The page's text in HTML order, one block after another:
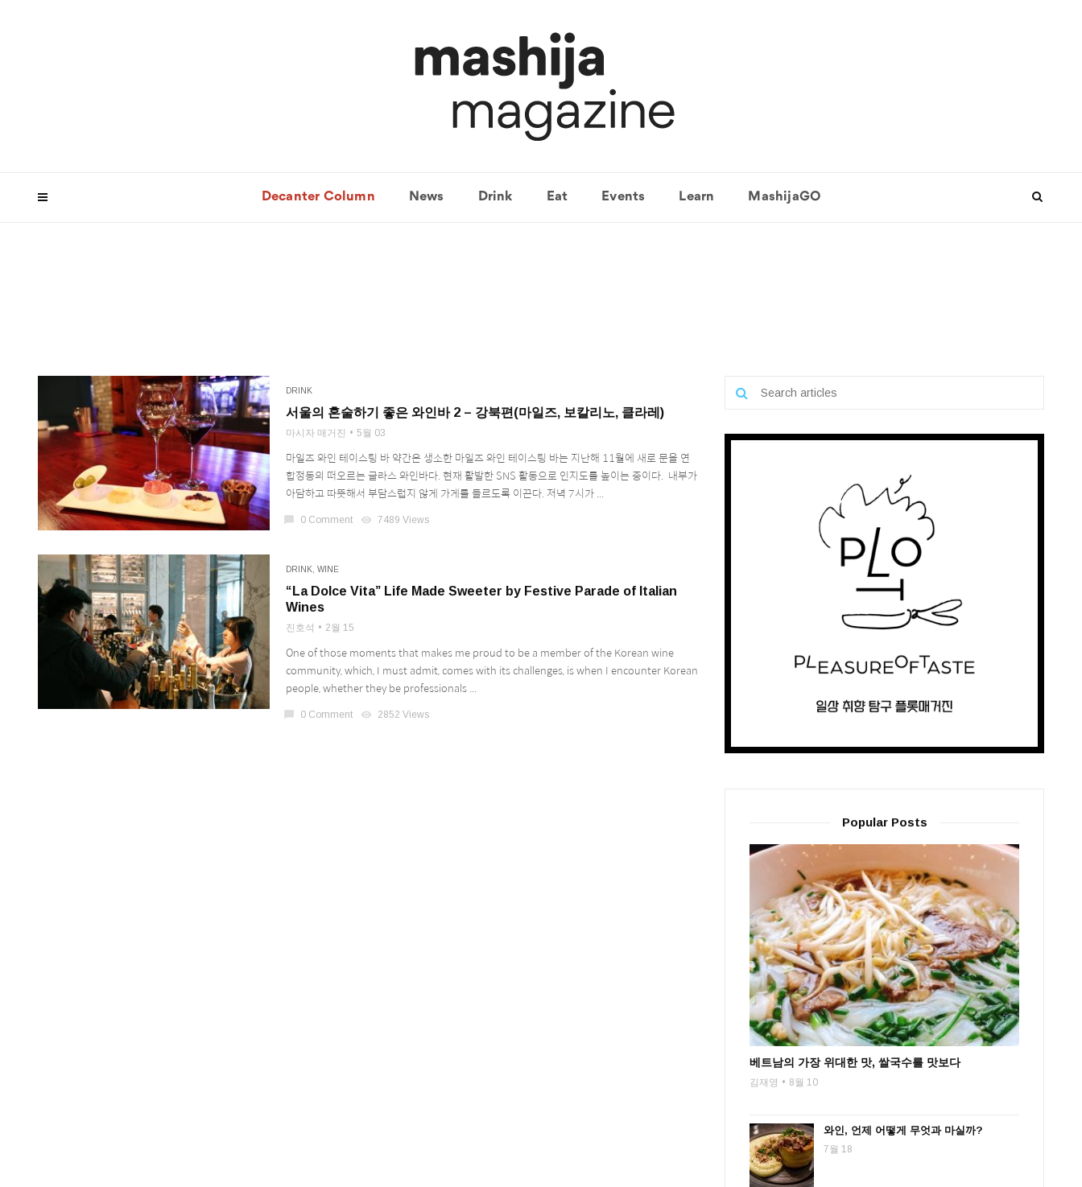
Decanter Column News Drink Eat Events Learn MashijaGO
DRINK
서울의 혼술하기 좋은 와인바 2 – 강북편(마일즈, 보칼리노, 클라레)
마시자 매거진 5월 03
마일즈 와인 테이스팅 바 약간은 생소한 마일즈 와인 테이스팅 바는 지난해 11월에 새로 문을 연
합정동의 떠오르는 글라스 와인바다. 현재 활발한 SNS 활동으로 인지도를 높이는 중이다. 내부가
아담하고 따뜻해서 부담스럽지 않게 가게를 들르도록 이끈다. 저녁 7시가 ...
chat_bubble 0 Comment visibility 7489 Views
DRINK WINE
“La Dolce Vita” Life Made Sweeter by Festive Parade of Italian
Wines
진호석 2월 15
One of those moments that makes me proud to be a member of the Korean wine
community, which, I must admit, comes with its challenges, is when I encounter Korean
people, whether they be professionals ...
chat_bubble 0 Comment visibility 2852 Views
Popular Posts
베트남의 가장 위대한 맛, 쌀국수를 맛보다
김재영 8월 10
와인, 언제 어떻게 무엇과 마실까?
7월 18